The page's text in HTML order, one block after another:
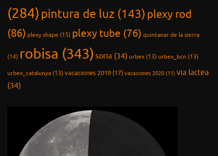
(284) pintura de luz (143) plexy rod
(86) plexy shape (15) plexy tube (76) quintanar de la sierra
(14) robisa (343)soria (34) urbex (13) urbex_bcn (13)
urbex_catalunya (13) vacaciones 2019 (17) vacaciones 2020 (11) via lactea
(34)